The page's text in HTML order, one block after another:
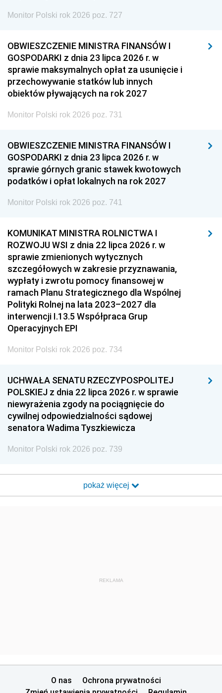
Monitor Polski rok 2026 poz. 727
OBWIESZCZENIE MINISTRA FINANSÓW I
GOSPODARKI z dnia 23 lipca 2026 r. w
sprawie maksymalnych opłat za usunięcie i
przechowywanie statków lub innych
obiektów pływających na rok 2027
Monitor Polski rok 2026 poz. 731
OBWIESZCZENIE MINISTRA FINANSÓW I
GOSPODARKI z dnia 23 lipca 2026 r. w
sprawie górnych granic stawek kwotowych
podatków i opłat lokalnych na rok 2027
Monitor Polski rok 2026 poz. 741
KOMUNIKAT MINISTRA ROLNICTWA I
ROZWOJU WSI z dnia 22 lipca 2026 r. w
sprawie zmienionych wytycznych
szczegółowych w zakresie przyznawania,
wypłaty i zwrotu pomocy finansowej w
ramach Planu Strategicznego dla Wspólnej
Polityki Rolnej na lata 2023–2027 dla
interwencji I.13.5 Współpraca Grup
Operacyjnych EPI
Monitor Polski rok 2026 poz. 734
UCHWAŁA SENATU RZECZYPOSPOLITEJ
POLSKIEJ z dnia 22 lipca 2026 r. w sprawie
niewyrażenia zgody na pociągnięcie do
cywilnej odpowiedzialności sądowej
senatora Wadima Tyszkiewicza
Monitor Polski rok 2026 poz. 739
pokaż więcej
REKLAMA
O nas
Ochrona prywatności